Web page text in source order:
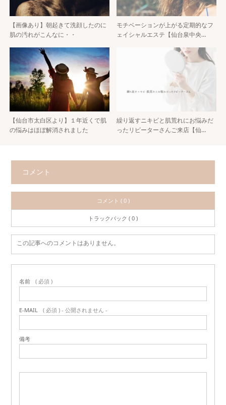
【画像あり】朝起きて洗顔したのに
肌の汚れがこんなに・・
モチベーションが上がる定期的なフ
ェイシャルエステ【仙台泉中央…
【仙台市太白区より】１年近くで肌
の悩みはほぼ解消されました
繰り返すニキビと肌荒れにお悩みだ
ったリピーターさんご来店【仙…
コメント
コメント ( 0 )
トラックバック ( 0 )
この記事へのコメントはありません。
名前 ( 必須 )
E-MAIL ( 必須 ) - 公開されません -
備考